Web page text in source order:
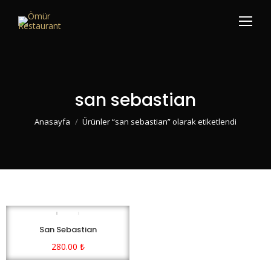
san sebastian
You are here:
Anasayfa Ürünler “san sebastian” olarak etiketlendi
San Sebastian
280.00 ₺